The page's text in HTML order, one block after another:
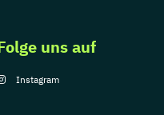
uns auf
Instagram